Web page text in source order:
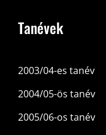
Tanévek
2003/04-es tanév
2004/05-ös tanév
2005/06-os tanév